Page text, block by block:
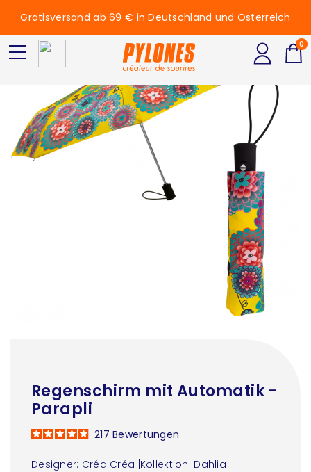
Regenschirm mit Automatik -
Parapli
Designer: Créa Créa Kollektion: Dahlia
217Bewertungen
Gratisversand ab 69 € in Deutschland und Österreich
0